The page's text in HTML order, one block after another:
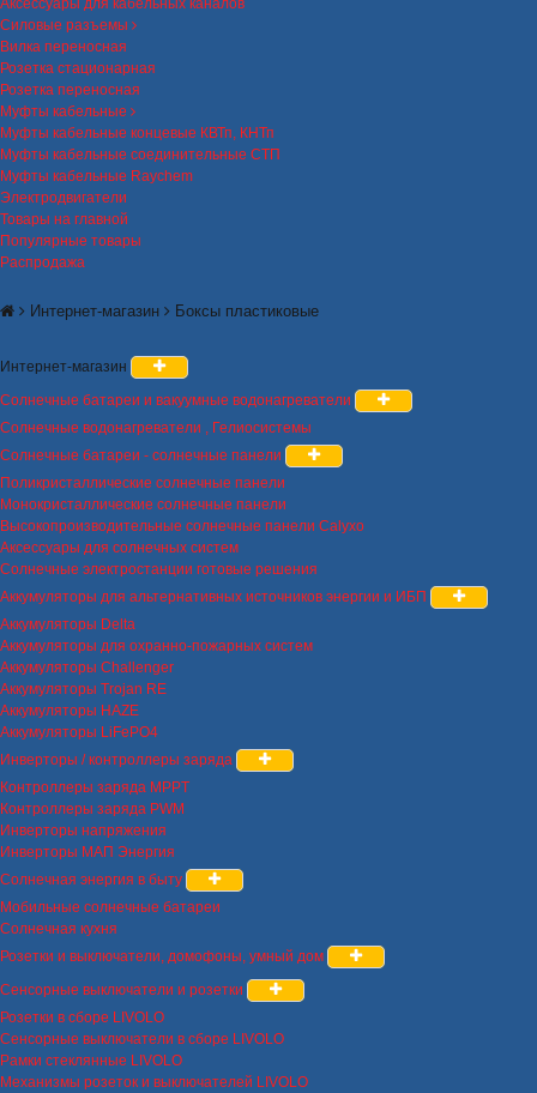
Аксессуары для кабельных каналов
Силовые разъемы
Вилка переносная
Розетка стационарная
Розетка переносная
Муфты кабельные
Муфты кабельные концевые КВТп, КНТп
Муфты кабельные соединительные СТП
Муфты кабельные Raychem
Электродвигатели
Товары на главной
Популярные товары
Распродажа
Интернет-магазин Боксы пластиковые
Интернет-магазин
Солнечные батареи и вакуумные водонагреватели
Солнечные водонагреватели , Гелиосистемы
Солнечные батареи - солнечные панели
Поликристаллические солнечные панели
Монокристаллические солнечные панели
Высокопроизводительные солнечные панели Calyxo
Аксессуары для солнечных систем
Солнечные электростанции готовые решения
Аккумуляторы для альтернативных источников энергии и ИБП
Аккумуляторы Delta
Аккумуляторы для охранно-пожарных систем
Аккумуляторы Challenger
Аккумуляторы Trojan RE
Аккумуляторы HAZE
Аккумуляторы LiFePO4
Инверторы / контроллеры заряда
Контроллеры заряда MPPT
Контроллеры заряда PWM
Инверторы напряжения
Инверторы МАП Энергия
Солнечная энергия в быту
Мобильные солнечные батареи
Солнечная кухня
Розетки и выключатели, домофоны, умный дом
Сенсорные выключатели и розетки
Розетки в сборе LIVOLO
Сенсорные выключатели в сборе LIVOLO
Рамки стеклянные LIVOLO
Механизмы розеток и выключателей LIVOLO